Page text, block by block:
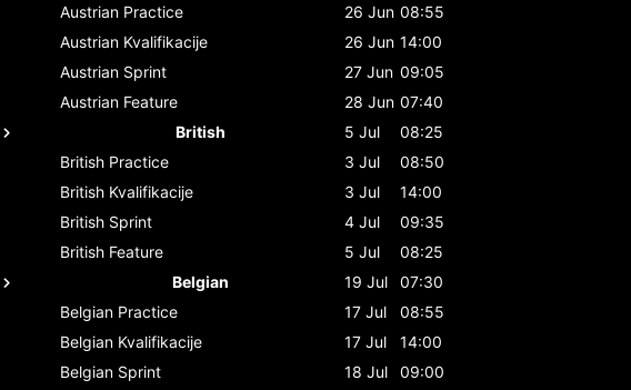
Austrian Practice 26 Jun 08:55
Austrian Kvalifikacije 26 Jun 14:00
Austrian Sprint 27 Jun 09:05
Austrian Feature 28 Jun 07:40
British
5 Jul
08:25
British Practice 3 Jul
08:50
British Kvalifikacije 3 Jul
14:00
British Sprint 4 Jul
09:35
British Feature 5 Jul
08:25
Belgian
19 Jul
07:30
Belgian Practice 17 Jul
08:55
Belgian Kvalifikacije 17 Jul
14:00
Belgian Sprint 18 Jul
09:00